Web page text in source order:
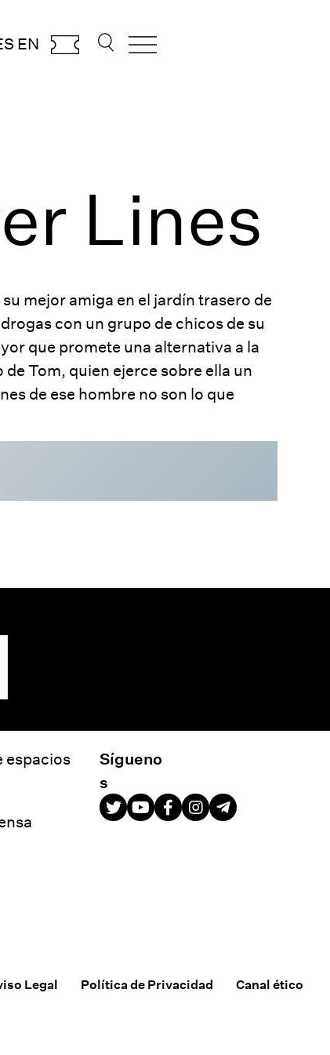
EN
Lines
mejor amiga en el jardín trasero de
con un grupo de chicos de su
que promete una alternativa a la
Tom, quien ejerce sobre ella un
de ese hombre no son lo que
espacios
Sígueno
s
Legal Política de Privacidad Canal ético